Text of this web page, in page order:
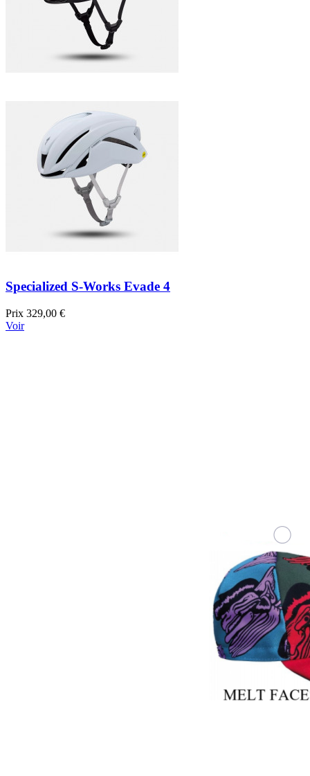
Specialized S-Works Evade 4
Prix 329,00 €
Voir